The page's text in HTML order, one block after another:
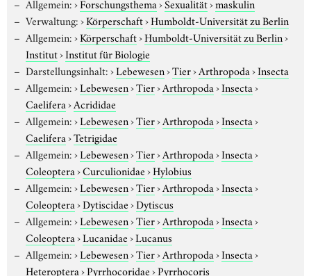
Allgemein:›Forschungsthema›Sexualität›maskulin
Verwaltung:›Körperschaft›Humboldt-Universität zu Berlin
Allgemein:›Körperschaft›Humboldt-Universität zu Berlin›
Institut›Institut für Biologie
Darstellungsinhalt:›Lebewesen›Tier›Arthropoda›Insecta
Allgemein:›Lebewesen›Tier›Arthropoda›Insecta›
Caelifera›Acrididae
Allgemein:›Lebewesen›Tier›Arthropoda›Insecta›
Caelifera›Tetrigidae
Allgemein:›Lebewesen›Tier›Arthropoda›Insecta›
Coleoptera›Curculionidae›Hylobius
Allgemein:›Lebewesen›Tier›Arthropoda›Insecta›
Coleoptera›Dytiscidae›Dytiscus
Allgemein:›Lebewesen›Tier›Arthropoda›Insecta›
Coleoptera›Lucanidae›Lucanus
Allgemein:›Lebewesen›Tier›Arthropoda›Insecta›
Heteroptera›Pyrrhocoridae›Pyrrhocoris